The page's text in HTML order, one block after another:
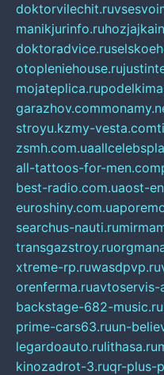
doktorvilechit.ru
manikjurinfo.ru
doktoradvice.ru
otopleniehouse.ru
mojateplica.ru
garazhov.com
stroyu.kzmy-vesta.com
zsmh.com.ua
all-tattoos-for-men.com
best-radio.com.uaost-
euroshiny.com.ua
searchus-nauti.ru
transgazstroy.ru
xtreme-rp.ruwasdpvp.ru
orenferma.ruavtoservis-
backstage-682-music.ru
prime-cars63.ruun-
legardoauto.rulithasa.ru
kinozadrot-3.ruqr-plus-